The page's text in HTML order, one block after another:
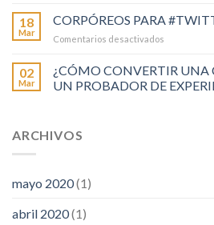
18
Mar
CORPÓREOS PARA
Comentarios desactivados
PARA
02
Mar
¿CÓMO CONVERTIR UNA
UN PROBADOR DE
ARCHIVOS
mayo 2020(1)
abril 2020(1)